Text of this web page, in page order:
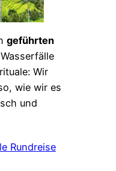
geführten
Wir
wie wir es
und
Rundreise